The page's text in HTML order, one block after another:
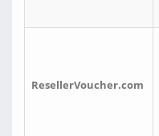
ResellerVoucher.com